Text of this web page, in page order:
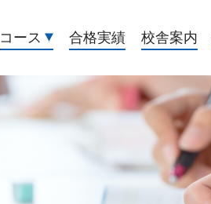
コース 合格実績 校舎案内